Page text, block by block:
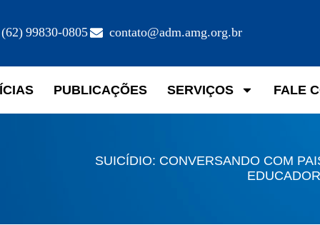
(62) 99830-0805 contato@adm.amg.org.br
PUBLICAÇÕES SERVIÇOS FALE
SUICÍDIO: CONVERSANDO COM